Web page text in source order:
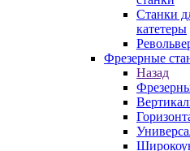
Станки
катетеры
Фрезерные
Назад